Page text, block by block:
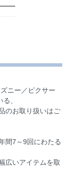
ニー／ピクサー
、
のお取り扱いはご
間7～9回にわたる
広いアイテムを取